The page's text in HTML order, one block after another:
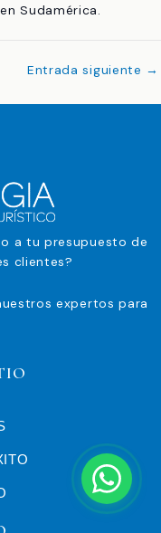
Sudamérica.
Entrada siguiente →
a tu presupuesto de
clientes?
expertos para